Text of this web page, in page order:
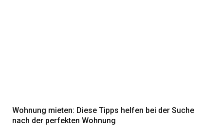
Wohnung mieten: Diese Tipps helfen bei der Suche
nach der perfekten Wohnung